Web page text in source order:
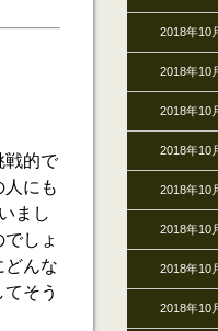
戦的で
にも
まし
しょ
どんな
そう
2018年10
2018年10
2018年10
2018年10
2018年10
2018年10
2018年10
2018年10